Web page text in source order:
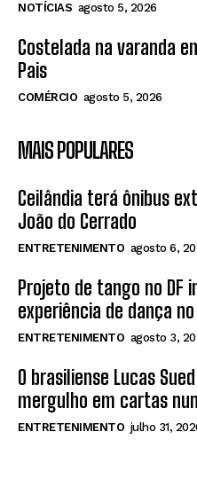
NOTÍCIAS agosto 5, 2026
Costelada na varanda
Pais
COMÉRCIO agosto 5, 2026
MAIS POPULARES
Ceilândia terá ônibus
João do Cerrado
ENTRETENIMENTO agosto 6,
Projeto de tango no DF
experiência de dança
ENTRETENIMENTO agosto 3,
O brasiliense Lucas
mergulho em cartas
ENTRETENIMENTO julho 31,